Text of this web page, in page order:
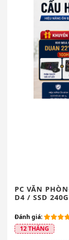
PC VĂN
D4 / SSD
Đánh giá:
12 THÁNG